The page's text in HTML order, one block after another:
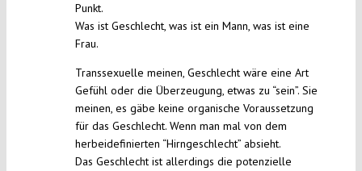
Punkt.
Was ist Geschlecht, was ist ein Mann, was ist eine
Frau.
Transsexuelle meinen, Geschlecht wäre eine Art
Gefühl oder die Überzeugung, etwas zu “sein”. Sie
meinen, es gäbe keine organische Voraussetzung
für das Geschlecht. Wenn man mal von dem
herbeidefinierten “Hirngeschlecht” absieht.
Das Geschlecht ist allerdings die potenzielle